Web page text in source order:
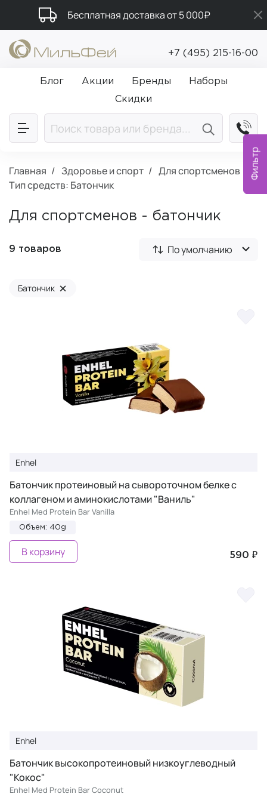
Фильтр
Бесплатная доставка от 5 000₽
Подарки в каждый заказ от 5 000₽
Промокод ПРИВЕТ
+7 (495) 215-16-00
Блог Акции Бренды
Наборы
Скидки
Главная Здоровье и спорт
Для спортсменов
Тип средств: Батончик
Для спортсменов - батончик
9 товаров По умолчанию
Батончик ×
Enhel
Батончик протеиновый на сывороточном белке с
коллагеном и аминокислотами "Ваниль"
Enhel Med Protein Bar Vanilla
Объем: 40g
590 ₽
В корзину
Enhel
Батончик высокопротеиновый низкоуглеводный
"Кокос"
Enhel Med Protein Bar Coconut